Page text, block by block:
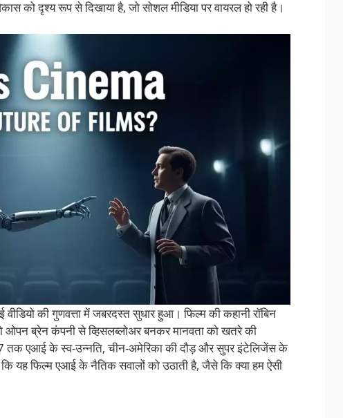
को दृश्य रूप से दिखाया है, जो सोशल मीडिया पर वायरल हो रही है।
की गुणवत्ता में जबरदस्त सुधार हुआ। फिल्म की कहानी रॉबिन
ओपन ब्रेन कंपनी से व्हिसलब्लोअर बनकर मानवता को खतरे की
तक एआई के स्व-उन्नति, चीन-अमेरिका की दौड़ और सुपर इंटेलिजेंस के
कि यह फिल्म एआई के नैतिक सवालों को उठाती है, जैसे कि क्या हम ऐसी